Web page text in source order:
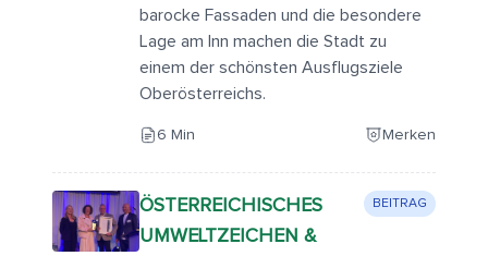
barocke Fassaden und die besondere
Lage am Inn machen die Stadt zu
einem der schönsten Ausflugsziele
Oberösterreichs.
6 Min Merken
ÖSTERREICHISCHES
UMWELTZEICHEN &
BEITRAG